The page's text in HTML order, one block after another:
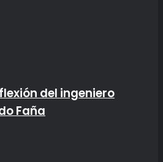
del ingeniero
Faña